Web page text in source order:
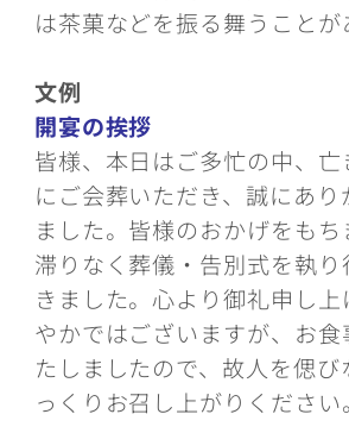
は茶菓などを振る舞うことが
文例
開宴の挨拶
皆様、本日はご多忙の中、
にご会葬いただき、誠にあ
ました。皆様のおかげをもち
滞りなく葬儀・告別式を執
きました。心より御礼申し上
やかではございますが、お
たしましたので、故人を偲び
っくりお召し上がりください。